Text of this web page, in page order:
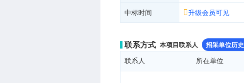
中标时间 升级会员可见
联系方式 本项目联系人 招采单位历
联系人 所在单位